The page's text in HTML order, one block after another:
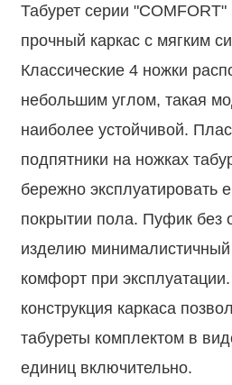
Табурет серии
прочный каркас с мягким
Классические 4 ножки
небольшим углом, такая
наиболее устойчивой.
подпятники на ножках
бережно эксплуатировать
покрытии пола. Пуфик без
изделию
комфорт при
конструкция каркаса
табуреты комплектом в
единиц включительно.